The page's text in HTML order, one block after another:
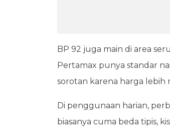
BP 92 juga main di area
Pertamax punya standar
sorotan karena harga lebih
Di penggunaan harian,
biasanya cuma beda tipis,